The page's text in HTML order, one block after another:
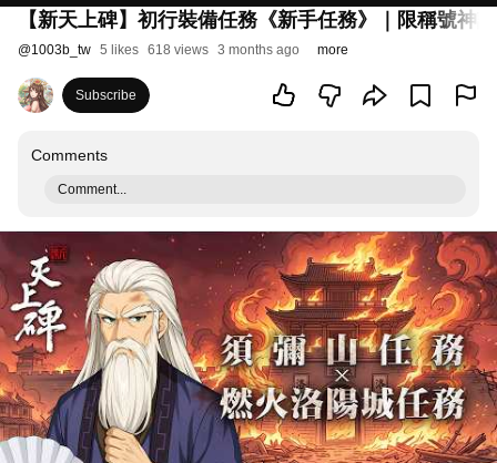
【新天上碑】初行裝備任務《新手任務》｜限稱號神
@1003b_tw 5 likes 618 views 3 months ago more
Subscribe
Comments
Comment...